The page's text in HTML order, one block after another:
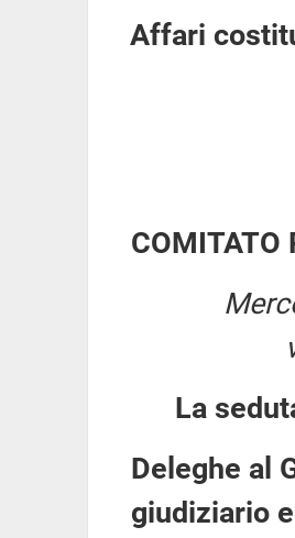
Affari
COMITATO
La
Deleghe al
giudiziario